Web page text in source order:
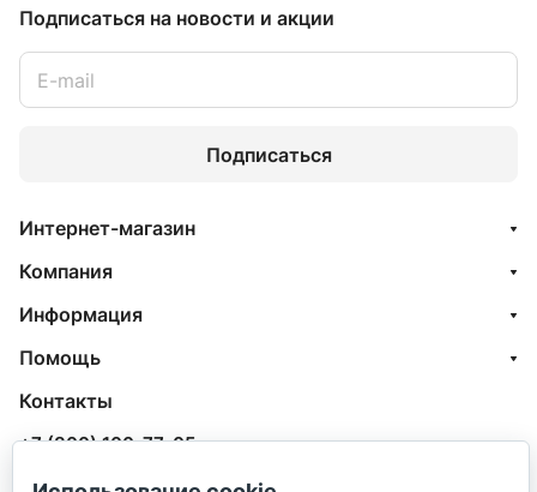
Подписаться на новости и акции
Подписаться
Интернет-магазин
Компания
Информация
Помощь
Контакты
+7 (800) 100-77-05
info@aquatehnik.com